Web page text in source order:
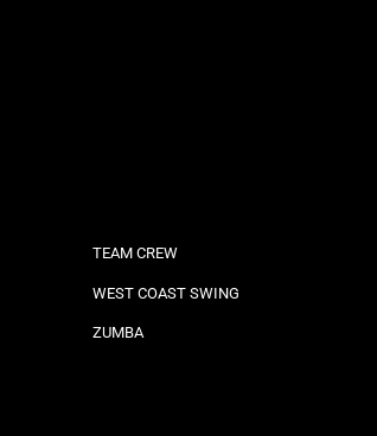
TEAM CREW
WEST COAST SWING
ZUMBA